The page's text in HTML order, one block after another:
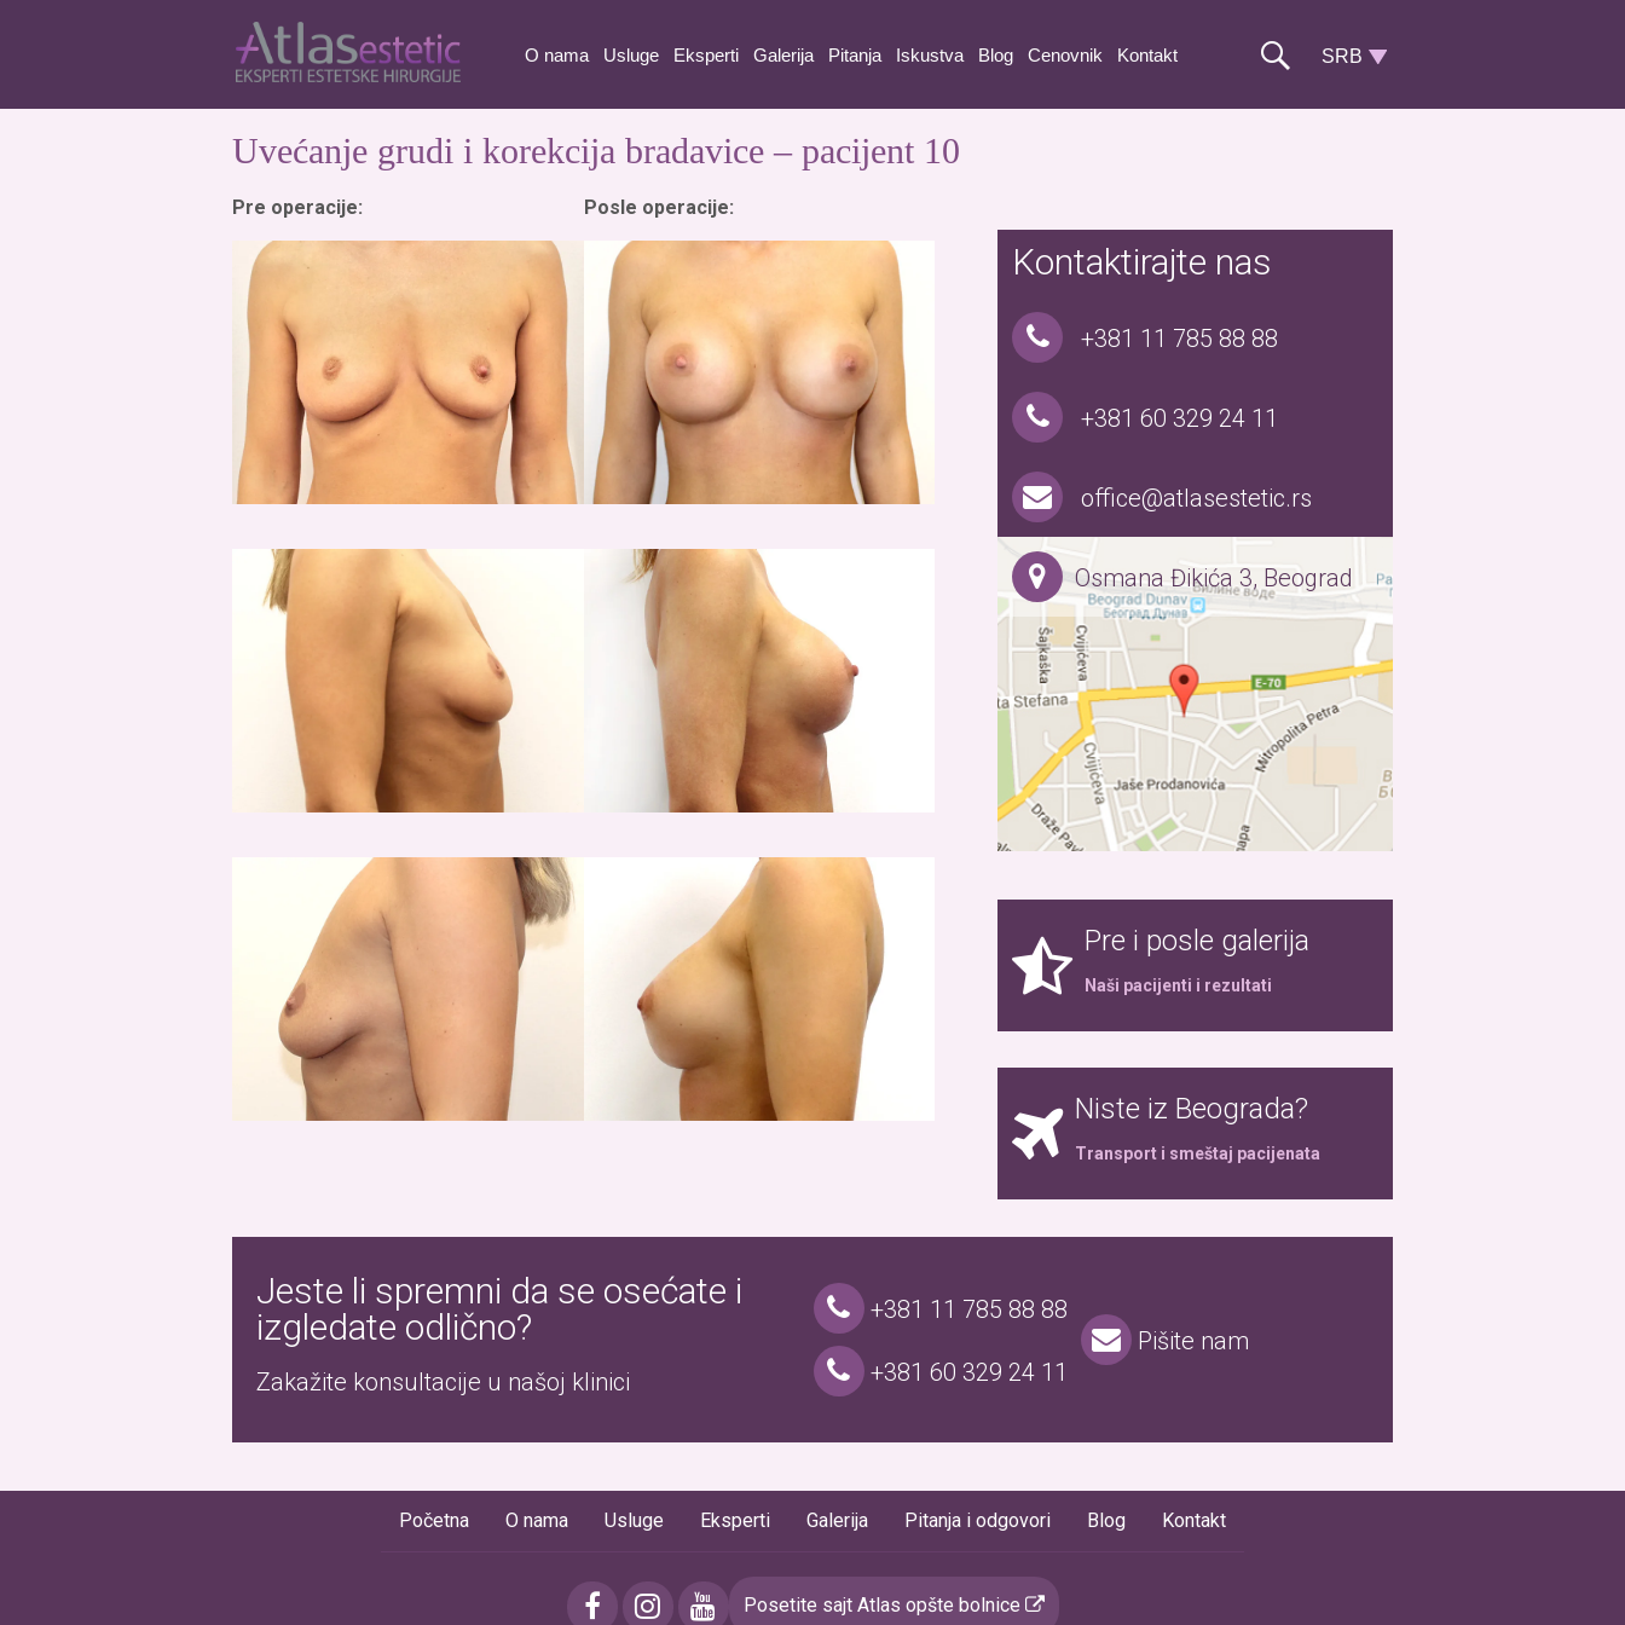
O nama Usluge Eksperti Galerija Pitanja Iskustva Blog Cenovnik Kontakt
Uvećanje grudi i korekcija bradavice – pacijent 10
Pre operacije: Posle operacije:
Kontaktirajte nas
+381 11 785 88 88
+381 60 329 24 11
office@atlasestetic.rs
Osmana Đikića 3, Beograd
Pre i posle galerija
Naši pacijenti i rezultati
Niste iz Beograda?
Transport i smeštaj pacijenata
Jeste li spremni da se osećate i
izgledate odlično?
Zakažite konsultacije u našoj klinici
+381 11 785 88 88
+381 60 329 24 11
Pišite nam
Početna O nama Usluge Eksperti Galerija Pitanja i odgovori Blog Kontakt
Posetite sajt Atlas opšte bolnice